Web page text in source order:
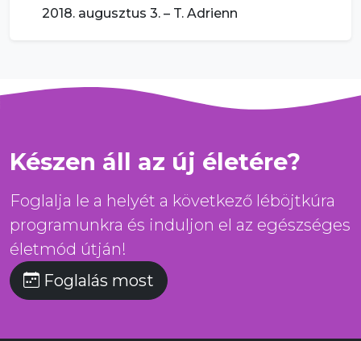
2018. augusztus 3. – T. Adrienn
Készen áll az új életére?
Foglalja le a helyét a következő léböjtkúra
programunkra és induljon el az egészséges
életmód útján!
Foglalás most